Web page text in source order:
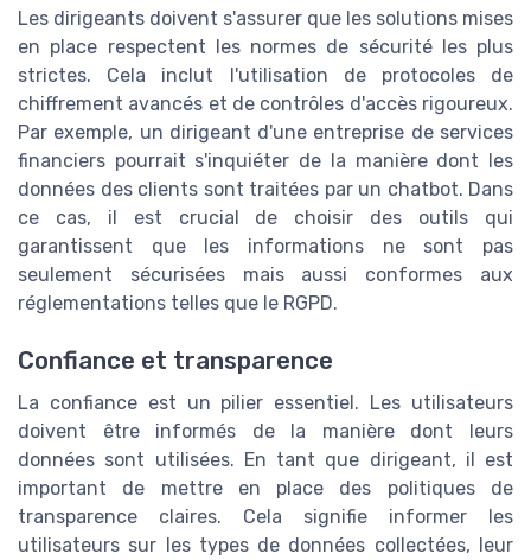
Les dirigeants doivent s'assurer que les solutions mises
en place respectent les normes de sécurité les plus
strictes. Cela inclut l'utilisation de protocoles de
chiffrement avancés et de contrôles d'accès rigoureux.
Par exemple, un dirigeant d'une entreprise de services
financiers pourrait s'inquiéter de la manière dont les
données des clients sont traitées par un chatbot. Dans
ce cas, il est crucial de choisir des outils qui
garantissent que les informations ne sont pas
seulement sécurisées mais aussi conformes aux
réglementations telles que le RGPD.
Confiance et transparence
La confiance est un pilier essentiel. Les utilisateurs
doivent être informés de la manière dont leurs
données sont utilisées. En tant que dirigeant, il est
important de mettre en place des politiques de
transparence claires. Cela signifie informer les
utilisateurs sur les types de données collectées, leur